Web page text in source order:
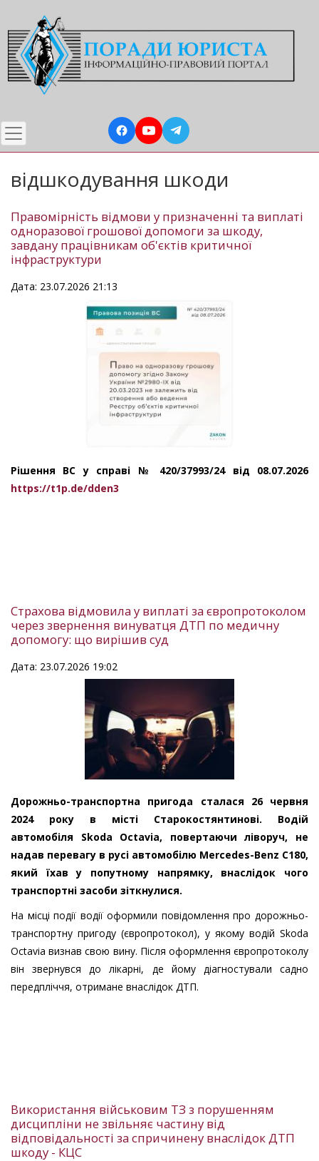
до
основного
вмісту
відшкодування шкоди
Правомірність відмови у призначенні та виплаті
одноразової грошової допомоги за шкоду,
завдану працівникам об'єктів критичної
інфраструктури
Дата: 23.07.2026 21:13
Рішення ВС у справі № 420/37993/24 від 08.07.2026
https://t1p.de/dden3
Страхова відмовила у виплаті за європротоколом
через звернення винуватця ДТП по медичну
допомогу: що вирішив суд
Дата: 23.07.2026 19:02
Дорожньо-транспортна пригода сталася 26 червня
2024 року в місті Старокостянтинові. Водій
автомобіля Skoda Octavia, повертаючи ліворуч, не
надав перевагу в русі автомобілю Mercedes-Benz C180,
який їхав у попутному напрямку, внаслідок чого
транспортні засоби зіткнулися.
На місці події водії оформили повідомлення про дорожньо-
транспортну пригоду (європротокол), у якому водій Skoda
Octavia визнав свою вину. Після оформлення європротоколу
він звернувся до лікарні, де йому діагностували садно
передпліччя, отримане внаслідок ДТП.
Використання військовим ТЗ з порушенням
дисципліни не звільняє частину від
відповідальності за спричинену внаслідок ДТП
шкоду - КЦС